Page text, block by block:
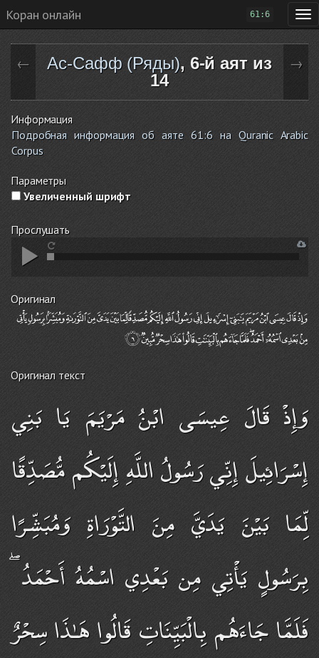
Коран онлайн 61:6
← Ас-Сафф (Ряды), 6-й аят из
14
→
Информация
Подробная информация об аяте 61:6 на Quranic Arabic
Corpus
Параметры
Увеличенный шрифт
Прослушать
Оригинал
Оригинал текст
وَإِذْ قَالَ عِيسَى ابْنُ مَرْيَمَ يَا بَنِي
إِسْرَائِيلَ إِنِّي رَسُولُ اللَّهِ إِلَيْكُم مُّصَدِّقًا
لِّمَا بَيْنَ يَدَيَّ مِنَ التَّوْرَاةِ وَمُبَشِّرًا
بِرَسُولٍ يَأْتِي مِن بَعْدِي اسْمُهُ أَحْمَدُ ۖ
فَلَمَّا جَاءَهُم بِالْبَيِّنَاتِ قَالُوا هَـٰذَا سِحْرٌ